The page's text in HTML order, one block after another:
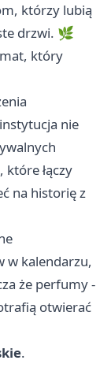
którzy lubią
drzwi. 🌿
który
nie
które łączy
na historię z
w kalendarzu,
że perfumy -
otwierać
.